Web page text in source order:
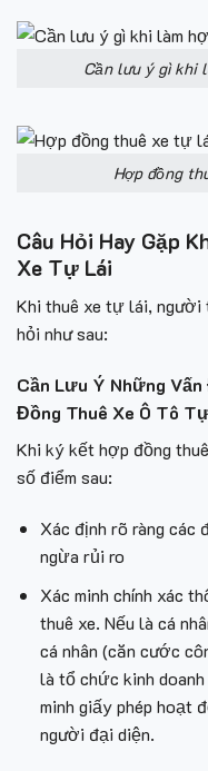
Cần lưu ý gì khi
Hợp đồng
Câu Hỏi Hay Gặp
Xe Tự Lái
Khi thuê xe tự lái, người
hỏi như sau:
Cần Lưu Ý Những
Đồng Thuê Xe Ô Tô
Khi ký kết hợp đồng
số điểm sau:
Xác định rõ ràng các
ngừa rủi ro
Xác minh chính xác
thuê xe. Nếu là cá
cá nhân (căn cước
là tổ chức kinh
minh giấy phép hoạt
người đại diện.